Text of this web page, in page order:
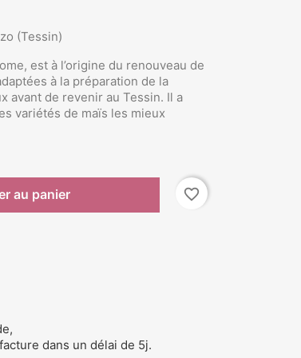
(Tessin)
est à l’origine du renouveau de
à la préparation de la
avant de revenir au Tessin. Il a
variétés de maïs les mieux
au panier favorite_border
dans un délai de 5j.